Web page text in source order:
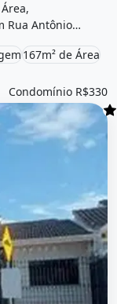
Rua Antônio
167m² de Área
Condomínio R$330